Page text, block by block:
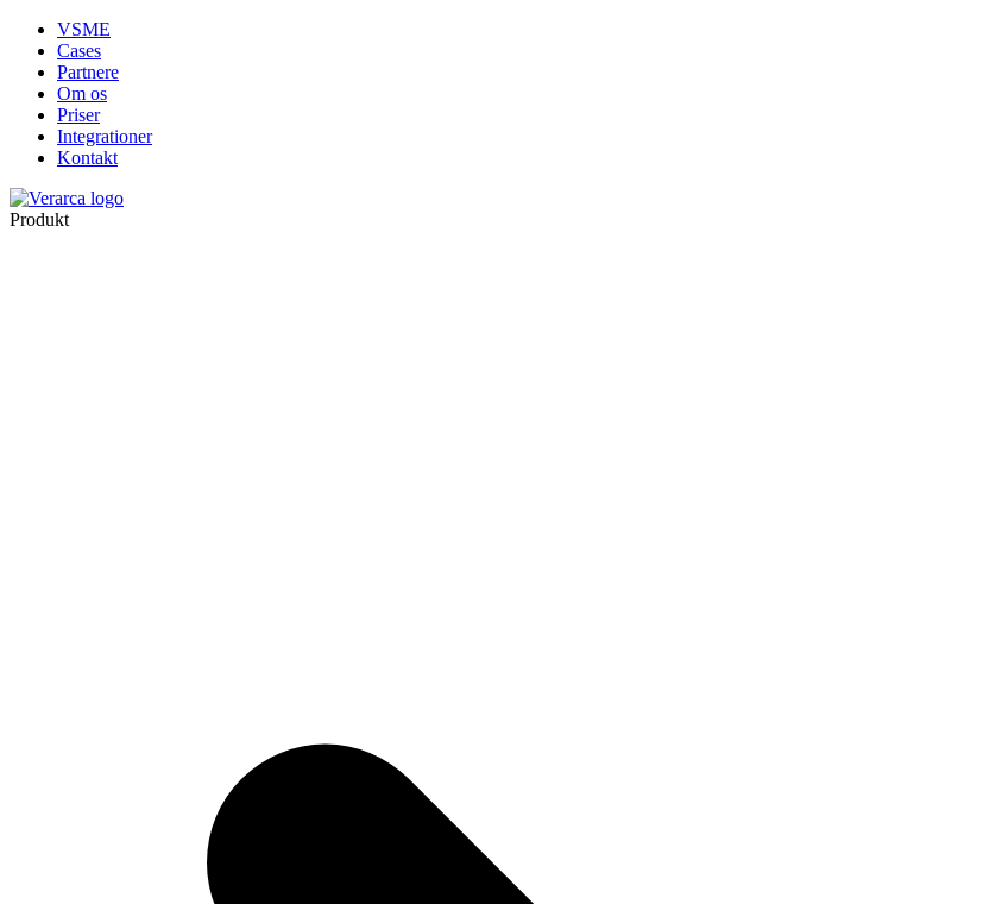
VSME
Cases
Partnere
Om os
Priser
Integrationer
Kontakt
Produkt